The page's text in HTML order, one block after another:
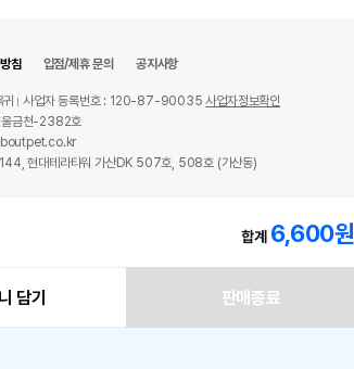
우
상세페이지 참조
합계 6,600원
담기 판매종료
침 입점/제휴 문의 공지사항
귀 사업자 등록번호 : 120-87-90035사업자정보확인
울금천-2382호
144, 현대테라타워 가산DK 507호, 508호 (가산동)